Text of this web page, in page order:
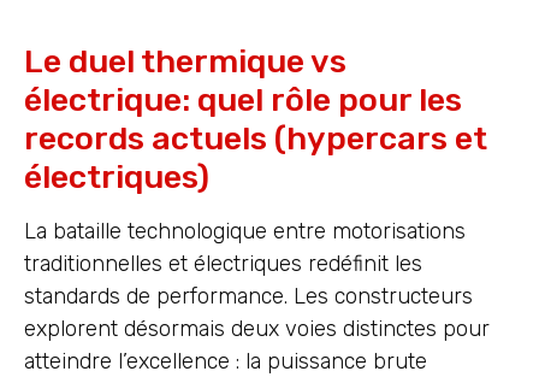
Le duel thermique vs
électrique: quel rôle pour les
records actuels (hypercars et
électriques)
La bataille technologique entre motorisations
traditionnelles et électriques redéfinit les
standards de performance. Les constructeurs
explorent désormais deux voies distinctes pour
atteindre l’excellence : la puissance brute